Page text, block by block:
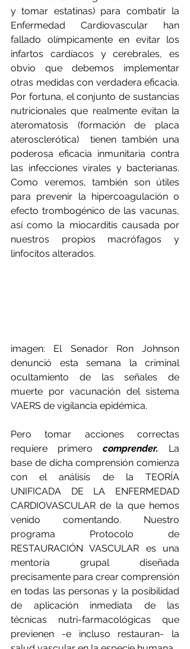
y tomar estatinas) para combatir la
Enfermedad Cardiovascular han
fallado olímpicamente en evitar los
infartos cardíacos y cerebrales, es
obvio que debemos implementar
otras medidas con verdadera eficacia.
Por fortuna, el conjunto de sustancias
nutricionales que realmente evitan la
ateromatosis (formación de placa
aterosclerótica)  tienen también una
poderosa eficacia inmunitaria contra
las infecciones virales y bacterianas.
Como veremos, también son útiles
para prevenir la hipercoagulación o
efecto trombogénico de las vacunas,
así como la miocarditis causada por
nuestros propios macrófagos y
linfocitos alterados.
imagen: El Senador Ron Johnson
denunció esta semana la criminal
ocultamiento de las señales de
muerte por vacunación del sistema
VAERS de vigilancia epidémica.
Pero tomar acciones correctas
requiere primero comprender.
La
base de dicha comprensión comienza
con el análisis de la TEORÍA
UNIFICADA DE LA ENFERMEDAD
CARDIOVASCULAR de la que hemos
venido comentando. Nuestro
programa Protocolo de
RESTAURACIÓN VASCULAR es una
mentoría grupal diseñada
precisamente para crear comprensión
en todas las personas y la posibilidad
de aplicación inmediata de las
técnicas nutri-farmacológicas que
previenen -e incluso restauran- la